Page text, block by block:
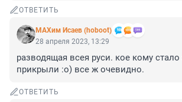
ОТВЕТИТЬ
МАХим Исаев (hoboot)
28 апреля 2023, 13:29
разводящая всея руси. кое кому
прикрыли :о) все ж очевидно.
ОТВЕТИТЬ